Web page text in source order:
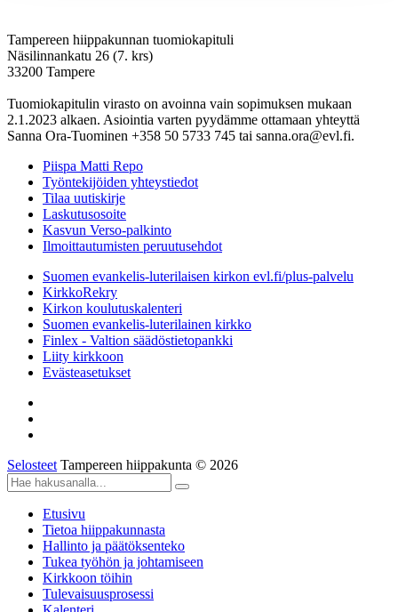
Tampereen hiippakunnan tuomiokapituli
Näsilinnankatu 26 (7. krs)
33200 Tampere
Tuomiokapitulin virasto on avoinna vain sopimuksen mukaan
2.1.2023 alkaen. Asiointia varten pyydämme ottamaan yhteyttä
Sanna Ora-Tuominen +358 50 5733 745 tai sanna.ora@evl.fi.
Piispa Matti Repo
Työntekijöiden yhteystiedot
Tilaa uutiskirje
Laskutusosoite
Kasvun Verso-palkinto
Ilmoittautumisten peruutusehdot
Suomen evankelis-luterilaisen kirkon evl.fi/plus-palvelu
KirkkoRekry
Kirkon koulutuskalenteri
Suomen evankelis-luterilainen kirkko
Finlex - Valtion säädöstietopankki
Liity kirkkoon
Evästeasetukset
Selosteet Tampereen hiippakunta © 2026
Etusivu
Tietoa hiippakunnasta
Hallinto ja päätöksenteko
Tukea työhön ja johtamiseen
Kirkkoon töihin
Tulevaisuusprosessi